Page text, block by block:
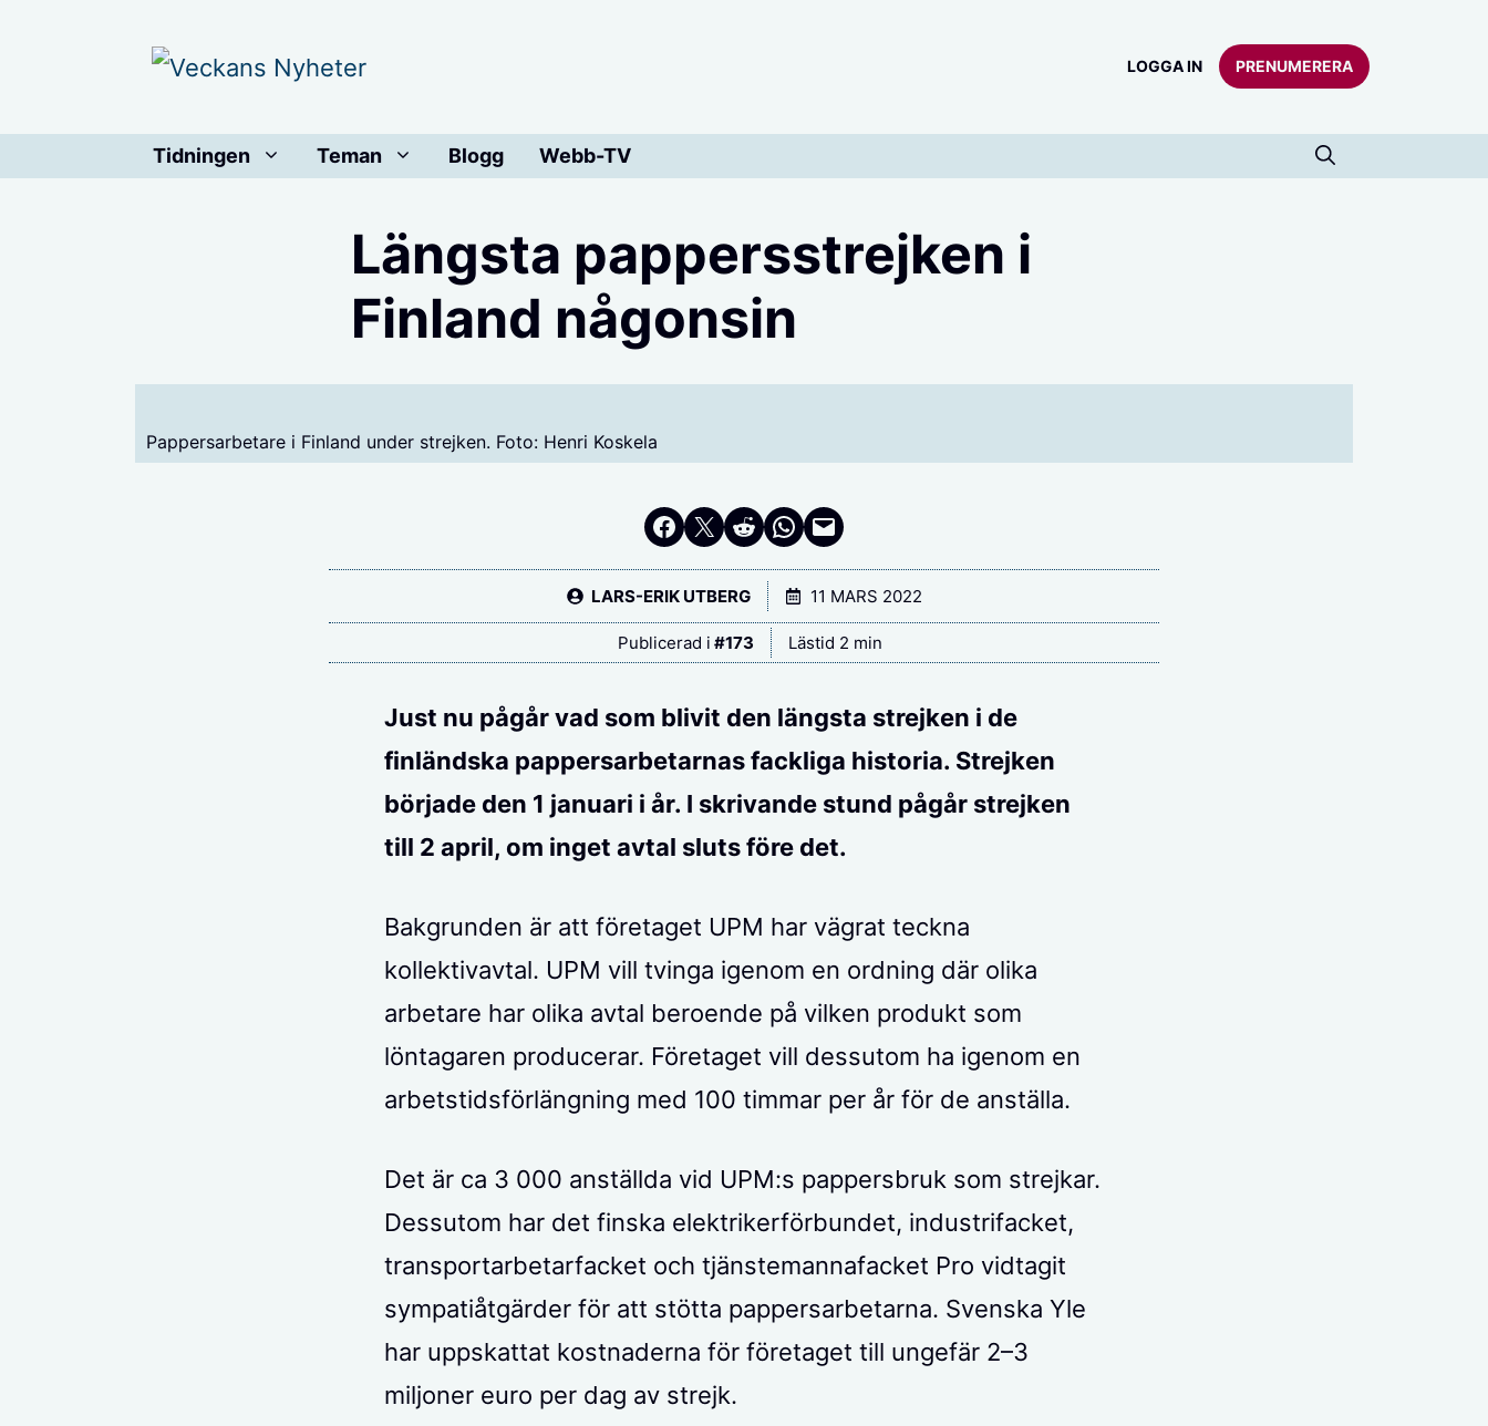
LOGGA IN PRENUMERERA
Tidningen Teman Blogg Webb-TV
Längsta pappersstrejken i
Finland någonsin
Pappersarbetare i Finland under strejken. Foto: Henri Koskela
Dela på Facebook
Dela på Twitter
Dela på RedditDela i WhatsApp
Maila en länk
LARS-ERIK UTBERG 11 MARS 2022
Publicerad i #173 Lästid 2 min
Just nu pågår vad som blivit den längsta strejken i de
finländska pappersarbetarnas fackliga historia. Strejken
började den 1 januari i år. I skrivande stund pågår strejken
till 2 april, om inget avtal sluts före det.
Bakgrunden är att företaget UPM har vägrat teckna
kollektivavtal. UPM vill tvinga igenom en ordning där olika
arbetare har olika avtal beroende på vilken produkt som
löntagaren producerar. Företaget vill dessutom ha igenom en
arbetstidsförlängning med 100 timmar per år för de anställa.
Det är ca 3 000 anställda vid UPM:s pappersbruk som strejkar.
Dessutom har det finska elektrikerförbundet, industrifacket,
transportarbetarfacket och tjänstemannafacket Pro vidtagit
sympatiåtgärder för att stötta pappersarbetarna. Svenska Yle
har uppskattat kostnaderna för företaget till ungefär 2–3
miljoner euro per dag av strejk.